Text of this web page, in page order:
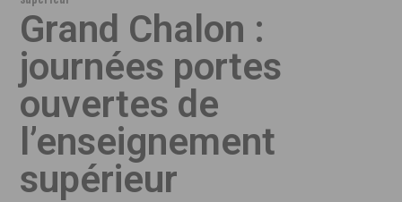
Grand Chalon :
journées portes
ouvertes de
l’enseignement
supérieur